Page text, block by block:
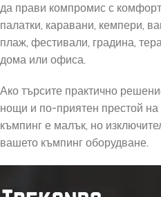
да прави компромис с
палатки, каравани, кемпери,
плаж, фестивали, градина,
дома или офиса.
Ако търсите практично
нощи и по-приятен престой на
къмпинг е малък, но
вашето къмпинг оборудване.